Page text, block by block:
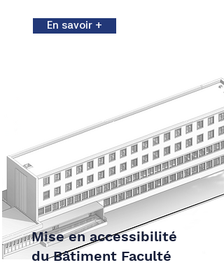
En savoir +
Mise en accessibilité
du Bâtiment Faculté